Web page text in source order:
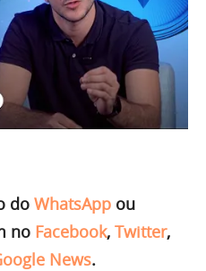
do WhatsApp ou
no Facebook, Twitter,
News.